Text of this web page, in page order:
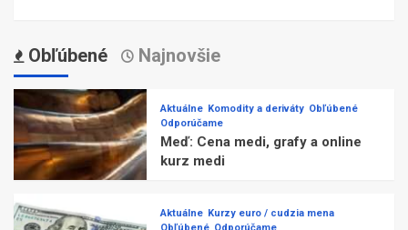
Obľúbené Najnovšie
Aktuálne Komodity a deriváty Obľúbené
Odporúčame
Meď: Cena medi, grafy a online
kurz medi
Aktuálne Kurzy euro / cudzia mena
Obľúbené Odporúčame